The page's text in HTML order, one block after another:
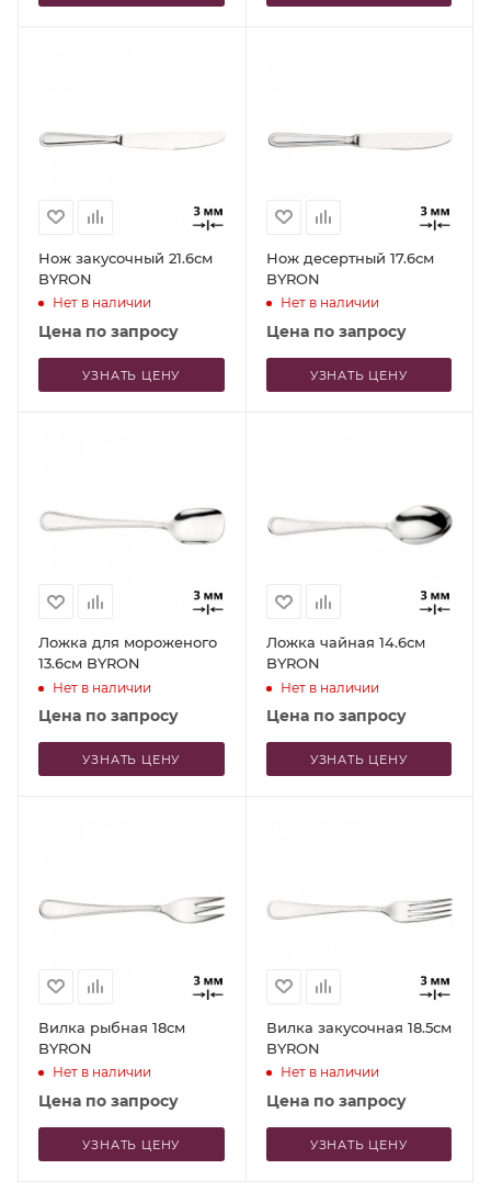
Нож закусочный 21.6см
BYRON
Нет в наличии
Цена по запросу
УЗНАТЬ ЦЕНУ
Нож десертный 17.6см
BYRON
Нет в наличии
Цена по запросу
УЗНАТЬ ЦЕНУ
Ложка для мороженого
13.6см BYRON
Нет в наличии
Цена по запросу
УЗНАТЬ ЦЕНУ
Ложка чайная 14.6см
BYRON
Нет в наличии
Цена по запросу
УЗНАТЬ ЦЕНУ
Вилка рыбная 18см
BYRON
Нет в наличии
Цена по запросу
УЗНАТЬ ЦЕНУ
Вилка закусочная 18.5см
BYRON
Нет в наличии
Цена по запросу
УЗНАТЬ ЦЕНУ